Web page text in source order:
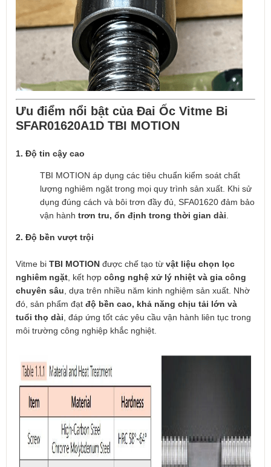
Ưu điểm nổi bật của Đai Ốc Vitme Bi
SFAR01620A1D TBI MOTION
1. Độ tin cậy cao
TBI MOTION áp dụng các tiêu chuẩn kiểm soát chất
lượng nghiêm ngặt trong mọi quy trình sản xuất. Khi sử
dụng đúng cách và bôi trơn đầy đủ, SFA01620 đảm bảo
vận hành trơn tru, ổn định trong thời gian dài
2. Độ bền vượt trội
Vitme bi TBI MOTION được chế tạo từ vật liệu chọn lọc
nghiêm ngặt , kết hợp công nghệ xử lý nhiệt và gia công
chuyên sâu , dựa trên nhiều năm kinh nghiệm sản xuất. Nhờ
đó, sản phẩm đạt độ bền cao, khả năng chịu tải lớn và
tuổi thọ dài , đáp ứng tốt các yêu cầu vận hành liên tục trong
môi trường công nghiệp khắc nghiệt.